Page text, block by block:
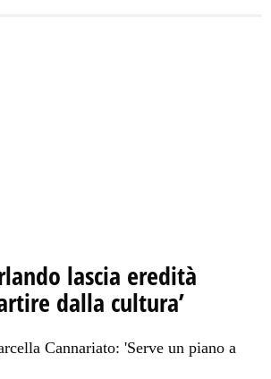
lascia eredità
dalla cultura’
Cannariato: 'Serve un piano a